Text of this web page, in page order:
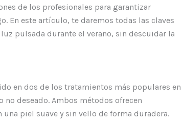
de los profesionales para garantizar
En este artículo, te daremos todas las claves
pulsada durante el verano, sin descuidar la
en dos de los tratamientos más populares en
deseado. Ambos métodos ofrecen
piel suave y sin vello de forma duradera.